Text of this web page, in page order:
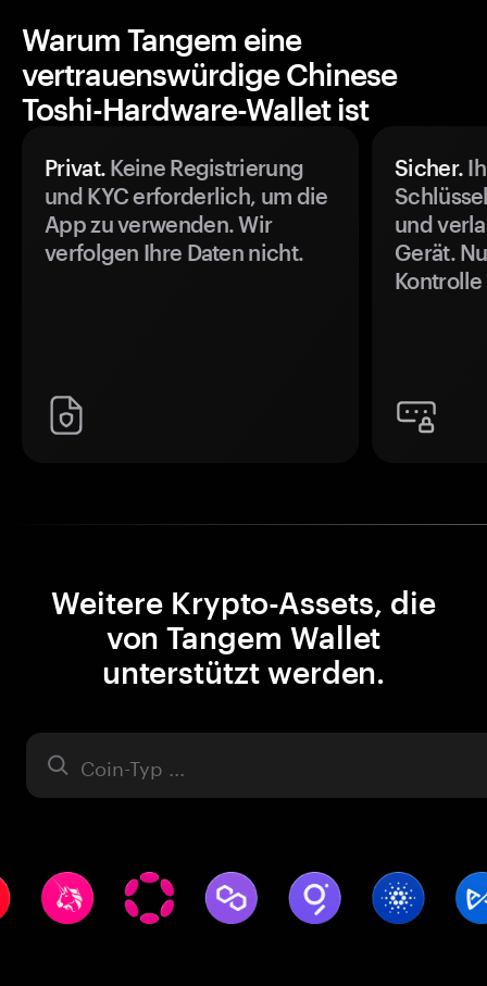
Warum Tangem eine
vertrauenswürdige Chinese
Toshi-Hardware-Wallet ist
Privat. Keine Registrierung
und KYC erforderlich, um die
App zu verwenden. Wir
verfolgen Ihre Daten nicht.
Sicher.
und
Gerät.
Weitere Krypto-Assets, die
von Tangem Wallet
unterstützt werden.
Asset